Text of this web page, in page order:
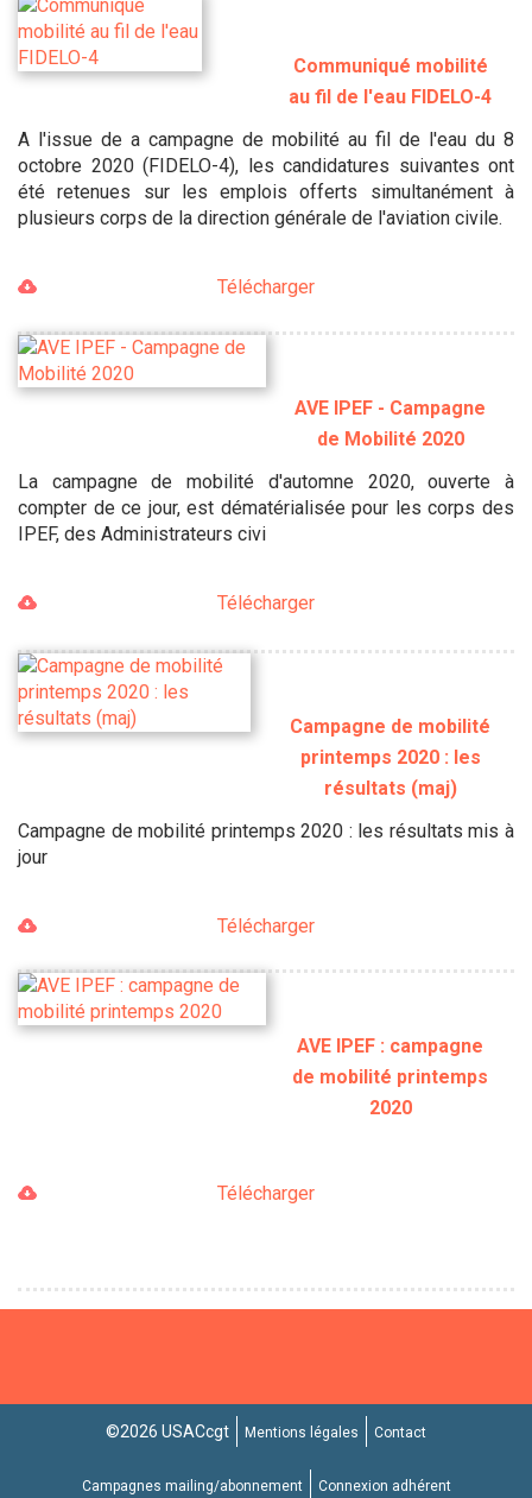
Communiqué mobilité
au fil de l'eau FIDELO-4
A l'issue de a campagne de mobilité au fil de l'eau du 8
octobre 2020 (FIDELO-4), les candidatures suivantes ont
été retenues sur les emplois offerts simultanément à
plusieurs corps de la direction générale de l'aviation civile.
Télécharger
AVE IPEF - Campagne
de Mobilité 2020
La campagne de mobilité d'automne 2020, ouverte à
compter de ce jour, est dématérialisée pour les corps des
IPEF, des Administrateurs civi
Télécharger
Campagne de mobilité
printemps 2020 : les
résultats (maj)
Campagne de mobilité printemps 2020 : les résultats mis à
jour
Télécharger
AVE IPEF : campagne
de mobilité printemps
2020
Télécharger
©2026 USACcgt Mentions légales Contact
Campagnes mailing/abonnement Connexion adhérent